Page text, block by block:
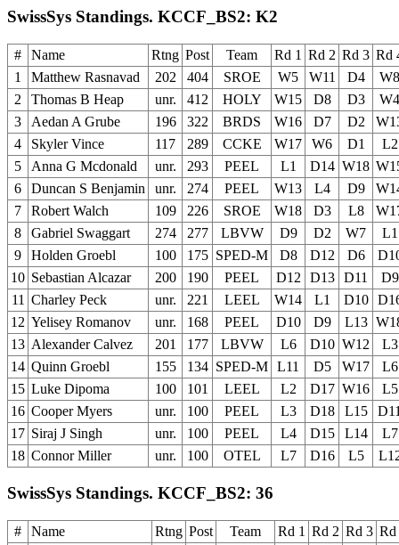
SwissSys Standings. KCCF_BS2: K2
# Name Rtng Post Team Rd 1 Rd 2 Rd 3 Rd
1
Matthew Rasnavad 202 404 SROE W5 W11 D4
W8
2
Thomas B Heap unr. 412 HOLY W15 D8 D3
W4
3
Aedan A Grube 196 322 BRDS W16 D7 D2
4
Skyler Vince 117 289 CCKE W17 W6 D1
L2
5
Anna G Mcdonald unr. 293 PEEL L1 D14 W18
6
Duncan S Benjamin unr. 274 PEEL W13 L4 D9
7
Robert Walch 109 226 SROE W18 D3 L8
8
Gabriel Swaggart 274 277 LBVW D9 D2 W7
L1
9
Holden Groebl 100 175 SPED-M D8 D12 D6
10 Sebastian Alcazar 200 190 PEEL D12 D13 D11
D9
11 Charley Peck unr. 221 LEEL W14 L1 D10
12 Yelisey Romanov unr. 168 PEEL D10 D9 L13
13 Alexander Calvez 201 177 LBVW L6 D10 W12
L3
14 Quinn Groebl 155 134 SPED-M L11 D5 W17
L6
15 Luke Dipoma 100 101 LEEL L2 D17 W16
L5
16 Cooper Myers unr. 100 PEEL L3 D18 L15
17 Siraj J Singh unr. 100 PEEL L4 D15 L14
L7
18 Connor Miller unr. 100 OTEL L7 D16 L5
SwissSys Standings. KCCF_BS2: 36
# Name Rtng Post Team Rd 1 Rd 2 Rd 3 Rd